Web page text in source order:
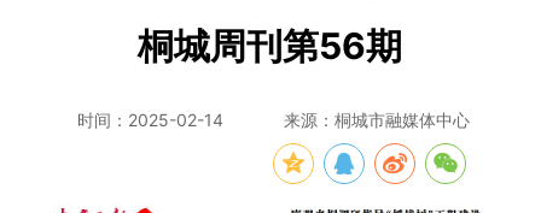
桐城周刊第56期
时间：2025-02-14 来源：桐城市融媒体中心